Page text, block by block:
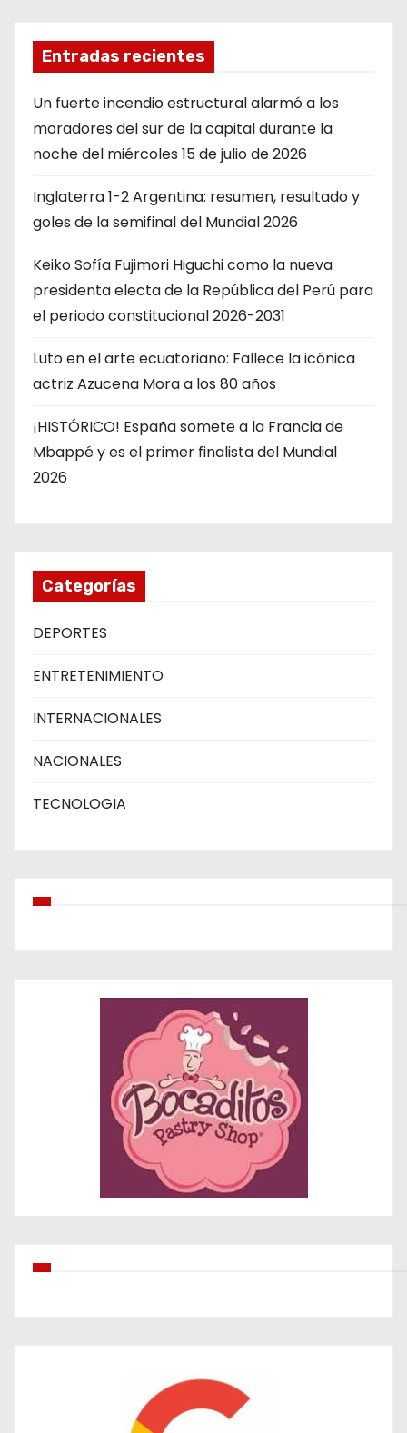
Entradas recientes
Un fuerte incendio estructural alarmó a los
moradores del sur de la capital durante la
noche del miércoles 15 de julio de 2026
Inglaterra 1-2 Argentina: resumen, resultado y
goles de la semifinal del Mundial 2026
Keiko Sofía Fujimori Higuchi como la nueva
presidenta electa de la República del Perú para
el periodo constitucional 2026-2031
Luto en el arte ecuatoriano: Fallece la icónica
actriz Azucena Mora a los 80 años
¡HISTÓRICO! España somete a la Francia de
Mbappé y es el primer finalista del Mundial
2026
Categorías
DEPORTES
ENTRETENIMIENTO
INTERNACIONALES
NACIONALES
TECNOLOGIA